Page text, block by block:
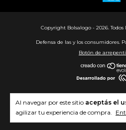
Al navegar por este sitio aceptás el
agilizar tu experiencia de compra.
Copyright Bolsalogo - 2026. Todos
Defensa de las y los consumidores.
Botón de